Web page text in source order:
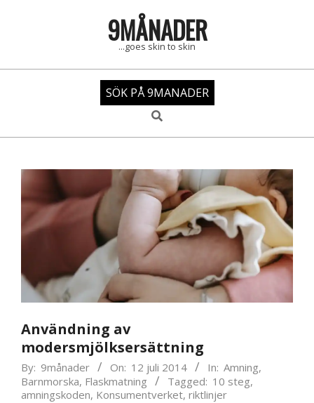
9MÅNADER
...goes skin to skin
SÖK PÅ 9MANADER
Search
Menu
Användning av
modersmjölksersättning
By: 9månader On: 12 juli 2014 In: Amning,
Barnmorska, Flaskmatning Tagged: 10 steg,
amningskoden, Konsumentverket, riktlinjer